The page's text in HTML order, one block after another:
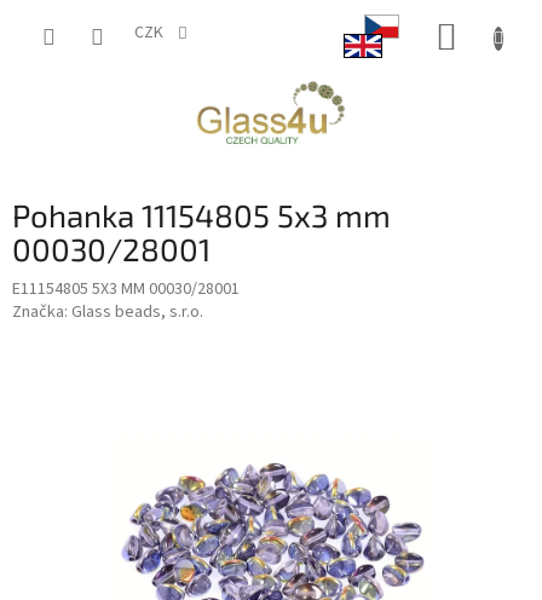
CZK
Pohanka 11154805 5x3 mm
00030/28001
E11154805 5X3 MM 00030/28001
Značka: Glass beads, s.r.o.